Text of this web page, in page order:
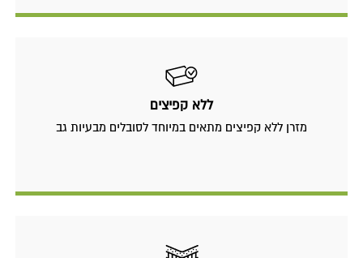
ללא קפיצים
מזרן ללא קפיצים מתאים במיוחד לסובלים מבעיות גב